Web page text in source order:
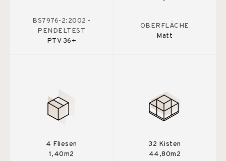
BS7976-2:2002 -
PENDELTEST
PTV 36+
OBERFLÄCHE
Matt
4 Fliesen
1,40m2
32 Kisten
44,80m2